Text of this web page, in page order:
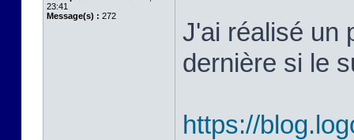
23:41
Message(s) : 272
J'ai réalisé un
dernière si le
https://